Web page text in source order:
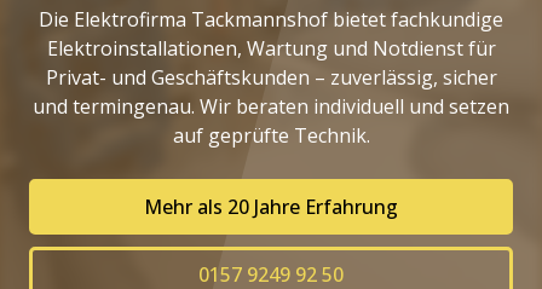
Die Elektrofirma Tackmannshof bietet fachkundige
Elektroinstallationen, Wartung und Notdienst für
Privat- und Geschäftskunden – zuverlässig, sicher
und termingenau. Wir beraten individuell und setzen
auf geprüfte Technik.
Mehr als 20 Jahre Erfahrung
0157 9249 92 50